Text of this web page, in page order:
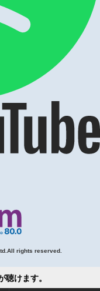
rights reserved.
聴けます。